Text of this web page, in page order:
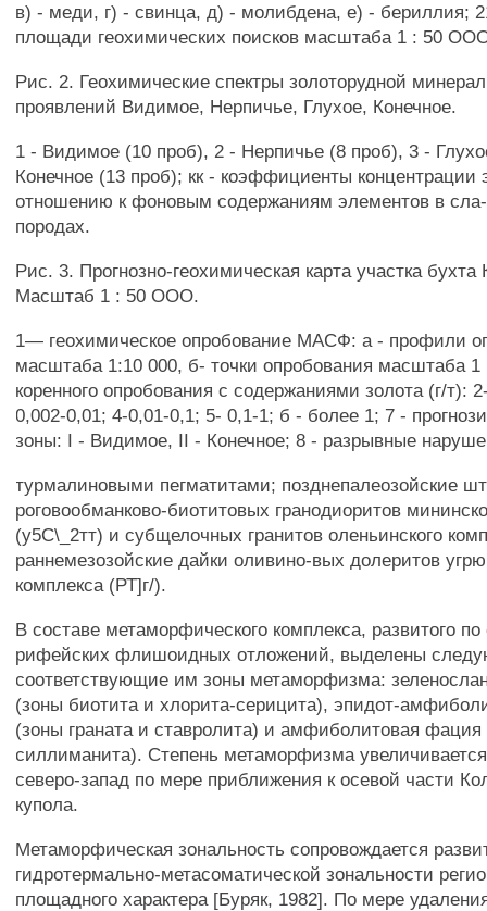
в) - меди, г) - свинца, д) - молибдена, е) - бериллия;
площади геохимических поисков масштаба 1 : 50
Рис. 2. Геохимические спектры золоторудной
проявлений Видимое, Нерпичье, Глухое, Конечное.
1 - Видимое (10 проб), 2 - Нерпичье (8 проб), 3 -
Конечное (13 проб); кк - коэффициенты концентрации
отношению к фоновым содержаниям элементов в
породах.
Рис. 3. Прогнозно-геохимическая карта участка бухта
Масштаб 1 : 50 ООО.
1— геохимическое опробование МАСФ: а - профили
масштаба 1:10 000, б- точки опробования масштаба 1
коренного опробования с содержаниями золота (г/т):
0,002-0,01; 4-0,01-0,1; 5- 0,1-1; б - более 1; 7 -
зоны: I - Видимое, II - Конечное; 8 - разрывные
турмалиновыми пегматитами; позднепалеозойские
роговообманково-биотитовых гранодиоритов
(у5С\_2тт) и субщелочных гранитов оленьинского
раннемезозойские дайки оливино-вых долеритов
комплекса (РТ]г/).
В составе метаморфического комплекса, развитого по
рифейских флишоидных отложений, выделены
соответствующие им зоны метаморфизма:
(зоны биотита и хлорита-серицита), эпидот-
(зоны граната и ставролита) и амфиболитовая фация
силлиманита). Степень метаморфизма
северо-запад по мере приближения к осевой части
купола.
Метаморфическая зональность сопровождается
гидротермально-метасоматической зональности
площадного характера [Буряк, 1982]. По мере